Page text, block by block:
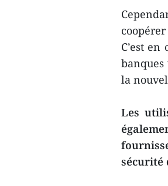
C’est
banques
la
Les
sécurité